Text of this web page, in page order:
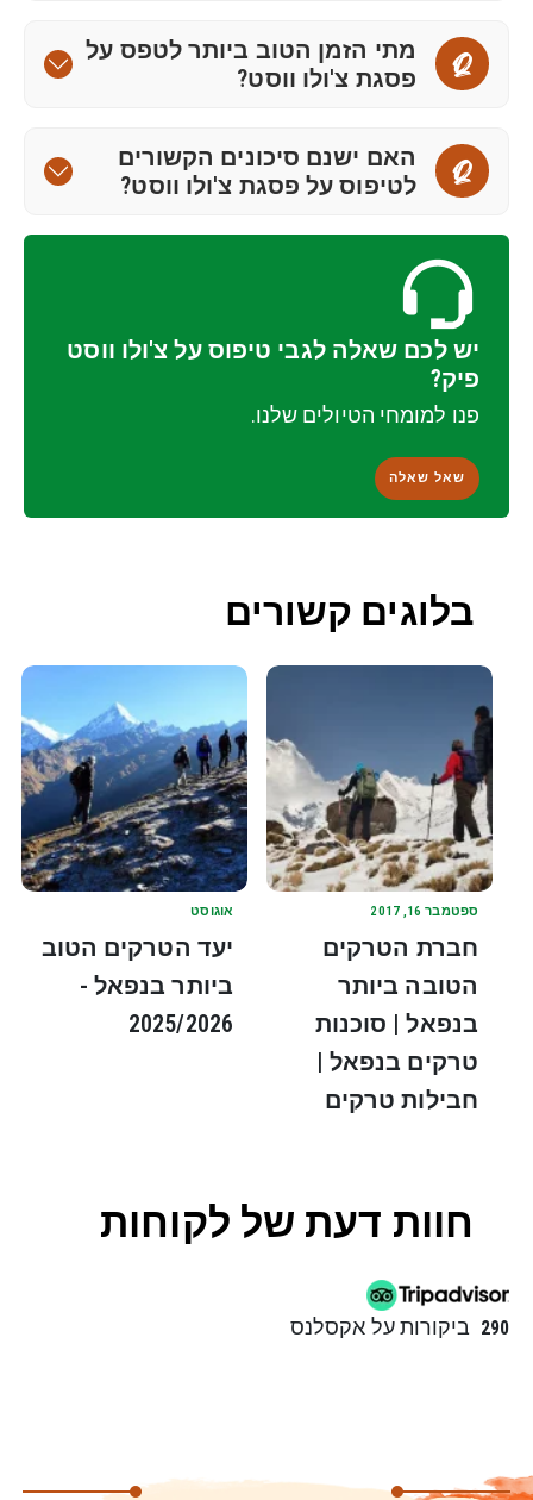
Q
מתי הזמן הטוב ביותר לטפס על
פסגת צ'ולו ווסט?
Q
האם ישנם סיכונים הקשורים
לטיפוס על פסגת צ'ולו ווסט?
יש לכם שאלה לגבי טיפוס על צ'ולו ווסט
פיק?
פנו למומחי הטיולים שלנו.
שאל שאלה
בלוגים קשורים
ספטמבר 16, 2017
חברת הטרקים
הטובה ביותר
בנפאל | סוכנות
טרקים בנפאל |
חבילות טרקים
אוגוסט
יעד הטרקים הטוב
ביותר בנפאל -
2025/2026
חוות דעת של לקוחות
290 ביקורות על אקסלנס